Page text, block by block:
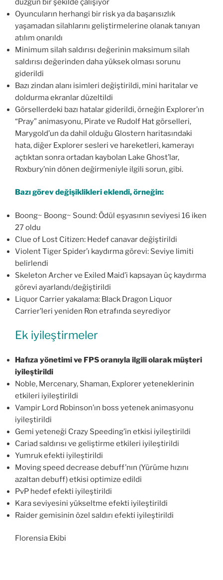
düzgün bir şekilde çalışıyor
Oyuncuların herhangi bir risk ya da başarısızlık
yaşamadan silahlarını geliştirmelerine olanak tanıyan
atılım onarıldı
Minimum silah saldırısı değerinin maksimum silah
saldırısı değerinden daha yüksek olması sorunu
giderildi
Bazı zindan alanı isimleri değiştirildi, mini haritalar ve
doldurma ekranlar düzeltildi
Görsellerdeki bazı hatalar giderildi, örneğin Explorer’ın
“Pray” animasyonu, Pirate ve Rudolf Hat görselleri,
Marygold’un da dahil olduğu Glostern haritasındaki
hata, diğer Explorer sesleri ve hareketleri, kamerayı
açtıktan sonra ortadan kaybolan Lake Ghost’lar,
Roxbury’nin dönen değirmeniyle ilgili sorun, gibi.
Bazı görev değişiklikleri eklendi, örneğin:
Boong~ Boong~ Sound: Ödül eşyasının seviyesi 16 iken
27 oldu
Clue of Lost Citizen: Hedef canavar değiştirildi
Violent Tiger Spider’ı kaydırma görevi: Seviye limiti
belirlendi
Skeleton Archer ve Exiled Maid’i kapsayan üç kaydırma
görevi ayarlandı/değiştirildi
Liquor Carrier yakalama: Black Dragon Liquor
Carrier’leri yeniden Ron etrafında seyrediyor
Ek iyileştirmeler
Hafıza yönetimi ve FPS oranıyla ilgili olarak müşteri
iyileştirildi
Noble, Mercenary, Shaman, Explorer yeteneklerinin
etkileri iyileştirildi
Vampir Lord Robinson’ın boss yetenek animasyonu
iyileştirildi
Gemi yeteneği Crazy Speeding’in etkisi iyileştirildi
Cariad saldırısı ve geliştirme etkileri iyileştirildi
Yumruk efekti iyileştirildi
Moving speed decrease debuff’nın (Yürüme hızını
azaltan debuff) etkisi optimize edildi
PvP hedef efekti iyileştirildi
Kara seviyesini yükseltme efekti iyileştirildi
Raider gemisinin özel saldırı efekti iyileştirildi
Florensia Ekibi